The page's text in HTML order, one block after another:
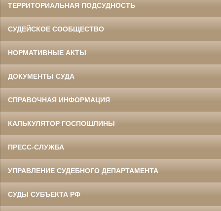
ТЕРРИТОРИАЛЬНАЯ ПОДСУДНОСТЬ
СУДЕЙСКОЕ СООБЩЕСТВО
НОРМАТИВНЫЕ АКТЫ
ДОКУМЕНТЫ СУДА
СПРАВОЧНАЯ ИНФОРМАЦИЯ
КАЛЬКУЛЯТОР ГОСПОШЛИНЫ
ПРЕСС-СЛУЖБА
УПРАВЛЕНИЕ СУДЕБНОГО ДЕПАРТАМЕНТА
СУДЫ СУБЪЕКТА РФ